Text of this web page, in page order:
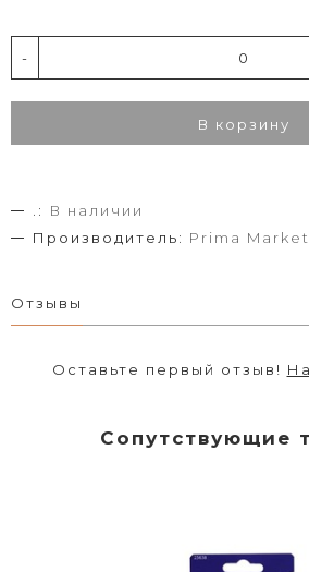
-
В корзину
.:
В наличии
Производитель: Prima
Отзывы
Оставьте первый отзыв!
Сопутствующие